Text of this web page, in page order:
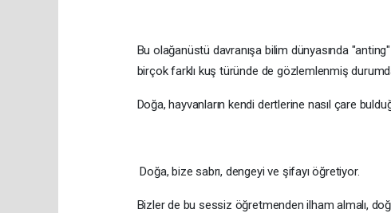
Bu olağanüstü davranışa bilim dünyasında
birçok farklı kuş türünde de gözlemlenmiş
Doğa, hayvanların kendi dertlerine nasıl çare
Doğa, bize sabrı, dengeyi ve şifayı öğretiyor.
Bizler de bu sessiz öğretmenden ilham almalı,